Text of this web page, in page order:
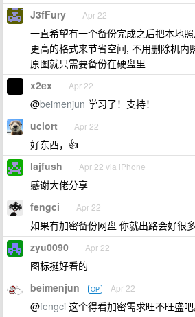
J3fFury Apr 22
一直希望有一个备份完成之后把本地
更高的格式来节省空间, 不用删除机内
原图就只需要备份在硬盘里
x2ex Apr 22
@beimenjun 学习了！支持！
uclort Apr 22
好东西，👍
lajfush Apr 22 via iPhone
感谢大佬分享
fengci Apr 22
如果有加密备份网盘 你就出路会好很多
zyu0090 Apr 22
图标挺好看的
beimenjun OP Apr 22
@fengci 这个得看加密需求旺不旺盛吧